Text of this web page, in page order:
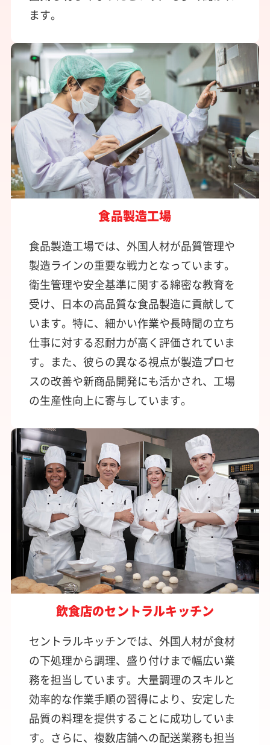
ます。
食品製造工場
食品製造工場では、外国人材が品質管理や
製造ラインの重要な戦力となっています。
衛生管理や安全基準に関する綿密な教育を
受け、日本の高品質な食品製造に貢献して
います。特に、細かい作業や長時間の立ち
仕事に対する忍耐力が高く評価されていま
す。また、彼らの異なる視点が製造プロセ
スの改善や新商品開発にも活かされ、工場
の生産性向上に寄与しています。
飲食店のセントラルキッチン
セントラルキッチンでは、外国人材が食材
の下処理から調理、盛り付けまで幅広い業
務を担当しています。大量調理のスキルと
効率的な作業手順の習得により、安定した
品質の料理を提供することに成功していま
す。さらに、複数店舗への配送業務も担当